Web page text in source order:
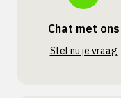
Chat met ons
Stel nu je vraag